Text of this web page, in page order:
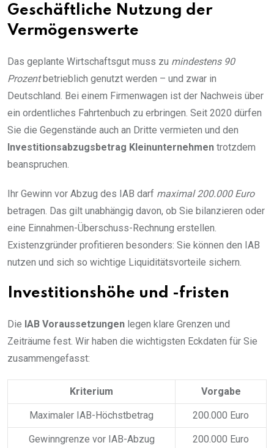
Geschäftliche Nutzung der
Vermögenswerte
Das geplante Wirtschaftsgut muss zu mindestens 90
Prozentbetrieblich genutzt werden – und zwar in
Deutschland. Bei einem Firmenwagen ist der Nachweis über
ein ordentliches Fahrtenbuch zu erbringen. Seit 2020 dürfen
Sie die Gegenstände auch an Dritte vermieten und den
Investitionsabzugsbetrag Kleinunternehmen trotzdem
beanspruchen.
Ihr Gewinn vor Abzug des IAB darf maximal 200.000 Euro
betragen. Das gilt unabhängig davon, ob Sie bilanzieren oder
eine Einnahmen-Überschuss-Rechnung erstellen.
Existenzgründer profitieren besonders: Sie können den IAB
nutzen und sich so wichtige Liquiditätsvorteile sichern.
Investitionshöhe und -fristen
Die IAB Voraussetzungen legen klare Grenzen und
Zeiträume fest. Wir haben die wichtigsten Eckdaten für Sie
zusammengefasst:
Kriterium Vorgabe
Maximaler IAB-Höchstbetrag 200.000 Euro
Gewinngrenze vor IAB-Abzug 200.000 Euro